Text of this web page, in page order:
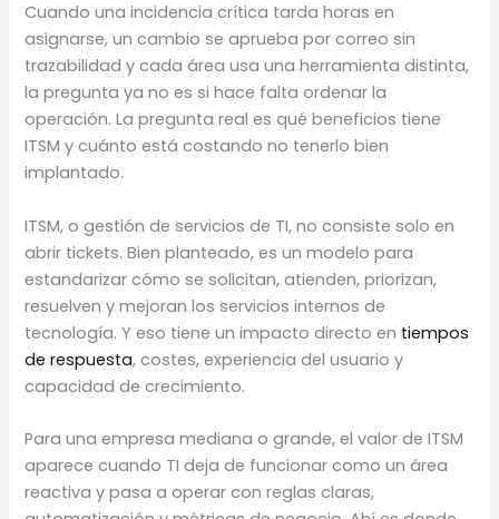
Cuando una incidencia crítica tarda horas en
asignarse, un cambio se aprueba por correo sin
trazabilidad y cada área usa una herramienta distinta,
la pregunta ya no es si hace falta ordenar la
operación. La pregunta real es qué beneficios tiene
ITSM y cuánto está costando no tenerlo bien
implantado.
ITSM, o gestión de servicios de TI, no consiste solo en
abrir tickets. Bien planteado, es un modelo para
estandarizar cómo se solicitan, atienden, priorizan,
resuelven y mejoran los servicios internos de
tecnología. Y eso tiene un impacto directo en tiempos
de respuesta, costes, experiencia del usuario y
capacidad de crecimiento.
Para una empresa mediana o grande, el valor de ITSM
aparece cuando TI deja de funcionar como un área
reactiva y pasa a operar con reglas claras,